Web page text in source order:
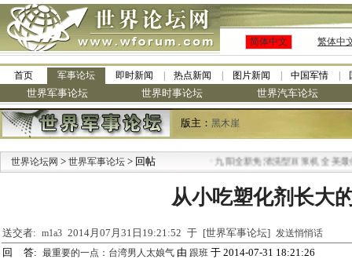
简体中文 繁体中
首页 军事论坛 即时新闻 热点新闻 图片新闻 中国军情
世界军事论坛 世界时事论坛 世界汽车论坛
版主： 黑木崖
世界论坛网 > 世界军事论坛 > 回帖 九阳全新免清洗型豆浆机 全美最低
从小吃塑化剂长大
送交者: m1a3 2014月07月31日19:21:52 于 [世界军事论坛] 发送悄悄话
回 答: 最重要的一点：台湾男人太娘气 由 跟班 于 2014-07-31 18:21:26